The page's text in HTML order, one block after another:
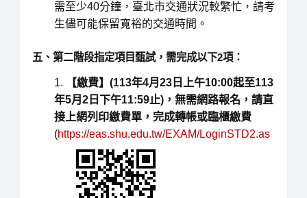
需至少40分鐘，臺北市交通狀況較繁忙，請考
生儘可能保留寬裕的交通時間。
五、第二階段指定項目甄試，需完成以下2項：
【繳費】 (113年4月 23日上午10:00起至113
年5月 2日下午11:59止)， 無需網路報名，請直
接上網列印繳費單，完成轉帳或臨櫃繳費
(https://eas.shu.edu.tw/EXAM/LoginSTD2.as